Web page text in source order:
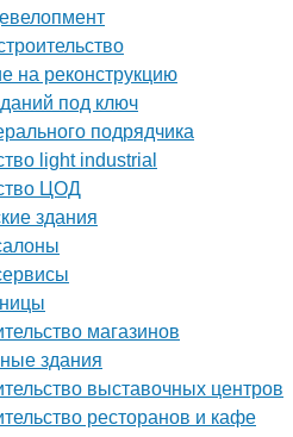
на реконструкцию
под ключ
подрядчика
light industrial
ЦОД
здания
магазинов
здания
выставочных центров
ресторанов и кафе